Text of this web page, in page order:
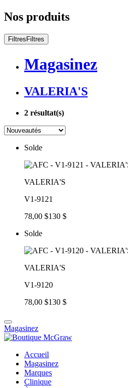
Nos produits
Filtres Filtres
Magasinez
VALERIA'S
2 résultat(s)
Solde
VALERIA'S
V1-9121
78,00 $130 $
Solde
VALERIA'S
V1-9120
78,00 $130 $
Magasinez
Accueil
Magasinez
Marques
Clinique